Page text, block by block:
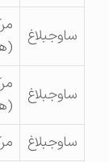
ساوجبلاغ
مرکزی
(هیو)
ساوجبلاغ
مرکزی
(هیو)
ساوجبلاغ مرکزی